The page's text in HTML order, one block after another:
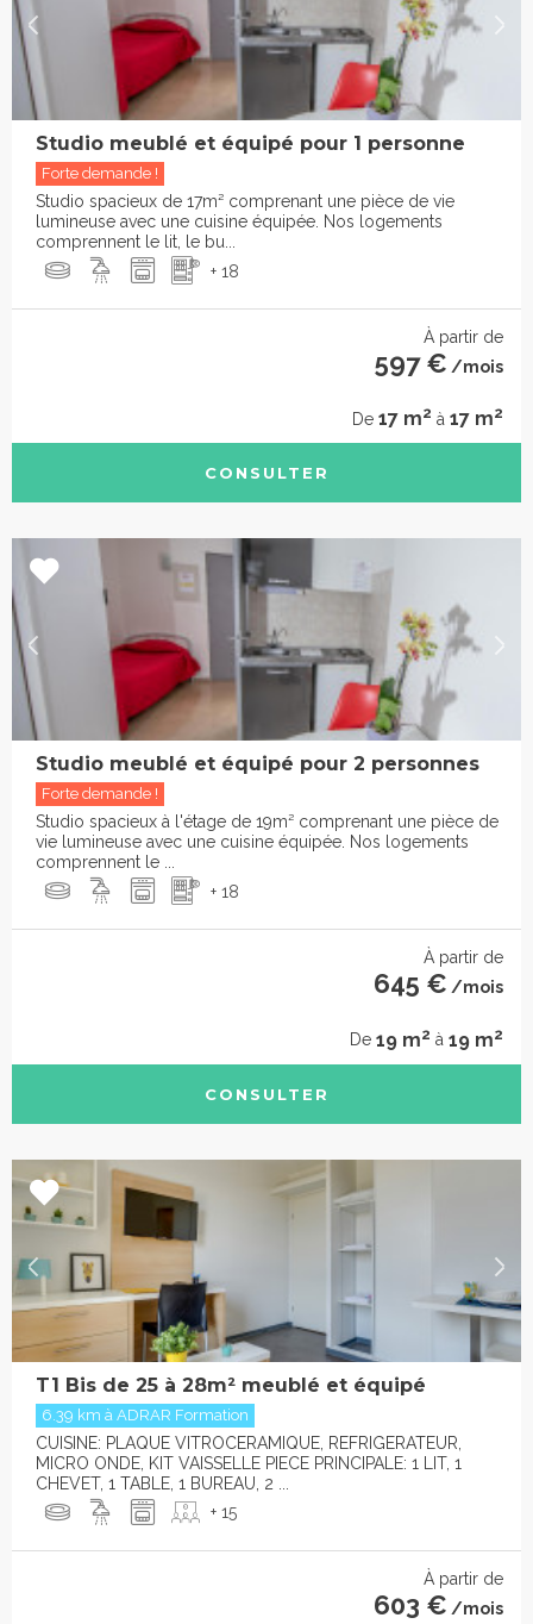
Studio meublé et équipé pour 1 personne
Forte demande !
Studio spacieux de 17m² comprenant une pièce de vie
lumineuse avec une cuisine équipée. Nos logements
comprennent le lit, le bu...
+ 18
À partir de
597 € /mois
De 17 m2 à 17 m2
CONSULTER
Studio meublé et équipé pour 2 personnes
Forte demande !
Studio spacieux à l'étage de 19m² comprenant une pièce de
vie lumineuse avec une cuisine équipée. Nos logements
comprennent le ...
+ 18
À partir de
645 € /mois
De 19 m2 à 19 m2
CONSULTER
T1 Bis de 25 à 28m² meublé et équipé
6.39 km à ADRAR Formation
CUISINE: PLAQUE VITROCERAMIQUE, REFRIGERATEUR,
MICRO ONDE, KIT VAISSELLE PIECE PRINCIPALE: 1 LIT, 1
CHEVET, 1 TABLE, 1 BUREAU, 2 ...
+ 15
À partir de
603 € /mois